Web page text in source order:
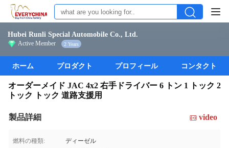
Hubei Runli Special Automobile Co., Ltd.
Active Member 2 Years
ホーム プロダクト プロフィール コンタクト
オーダーメイド JAC 4x2 右手ドライバー 6 トン 1 トック 2
トック トック 道路支援用
製品詳細 video
燃料の種類:
ディーゼル